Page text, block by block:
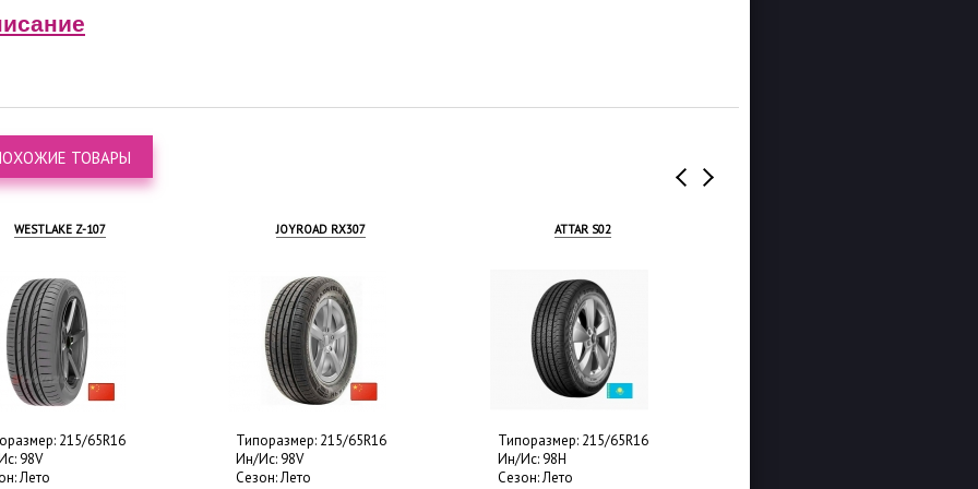
ТОВАРЫ
WESTLAKE Z-107
215/65R16
98V
Лето
JOYROAD RX307
Типоразмер: 215/65R16
Ин/Ис: 98V
Сезон: Лето
ATTAR S02
Типоразмер: 215/65R16
Ин/Ис: 98H
Сезон: Лето